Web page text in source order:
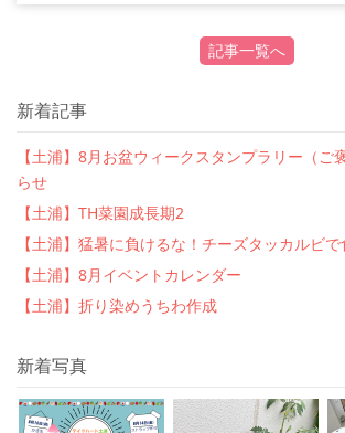
記事一覧へ
新着記事
【土浦】8月お盆ウィークスタンプラリー（ご
らせ
【土浦】TH菜園成長期2
【土浦】猛暑に負けるな！チーズタッカルビで
【土浦】8月イベントカレンダー
【土浦】折り染めうちわ作成
新着写真